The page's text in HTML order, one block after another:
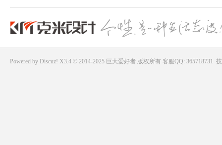
Powered by Discuz! X3.4 © 2014-2025 巨大爱好者版权所有 客服QQ: 365718731